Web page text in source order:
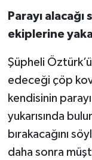
Parayı
ekiplerine
Şüpheli
edeceği çöp
kendisinin
yukarısında
bırakacağını
daha sonra